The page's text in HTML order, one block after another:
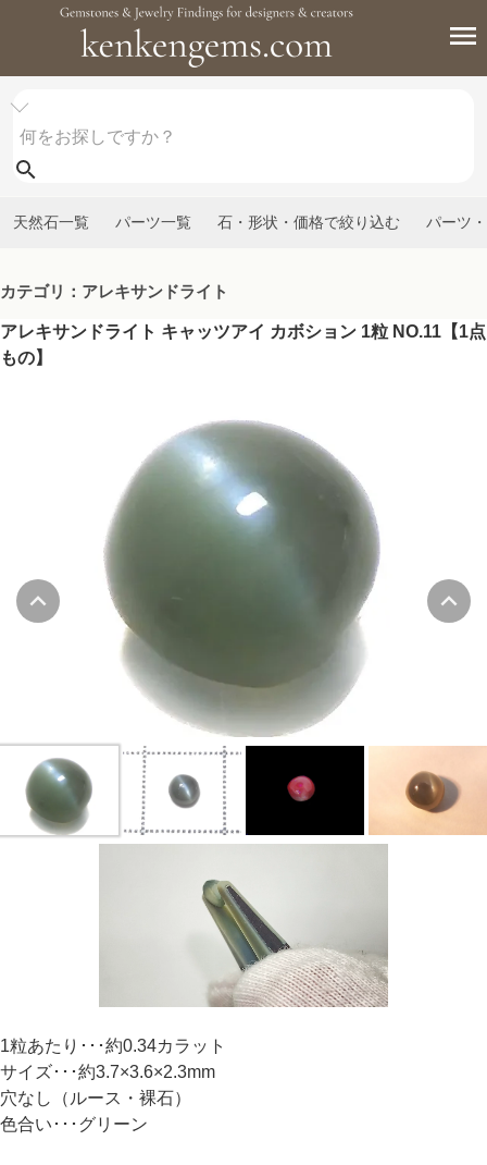
天然石一覧 パーツ一覧 石・形状・価格で絞り込む パーツ
カテゴリ：アレキサンドライト
アレキサンドライト キャッツアイ カボション 1粒 NO.11【1点
もの】
1粒あたり･･･約0.34カラット
サイズ･･･約3.7×3.6×2.3mm
穴なし（ルース・裸石）
色合い･･･グリーン